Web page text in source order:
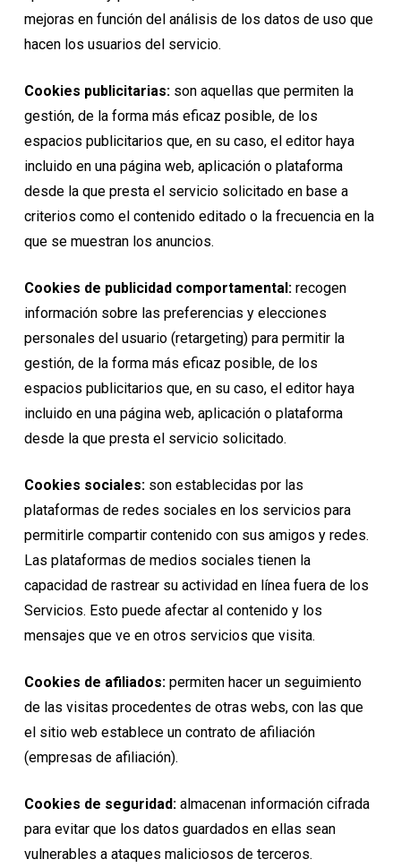
mejoras en función del análisis de los datos de uso que
hacen los usuarios del servicio.
Cookies publicitarias:son aquellas que permiten la
gestión, de la forma más eficaz posible, de los
espacios publicitarios que, en su caso, el editor haya
incluido en una página web, aplicación o plataforma
desde la que presta el servicio solicitado en base a
criterios como el contenido editado o la frecuencia en la
que se muestran los anuncios.
Cookies de publicidad comportamental:recogen
información sobre las preferencias y elecciones
personales del usuario (retargeting) para permitir la
gestión, de la forma más eficaz posible, de los
espacios publicitarios que, en su caso, el editor haya
incluido en una página web, aplicación o plataforma
desde la que presta el servicio solicitado.
Cookies sociales:son establecidas por las
plataformas de redes sociales en los servicios para
permitirle compartir contenido con sus amigos y redes.
Las plataformas de medios sociales tienen la
capacidad de rastrear su actividad en línea fuera de los
Servicios. Esto puede afectar al contenido y los
mensajes que ve en otros servicios que visita.
Cookies de afiliados:permiten hacer un seguimiento
de las visitas procedentes de otras webs, con las que
el sitio web establece un contrato de afiliación
(empresas de afiliación).
Cookies de seguridad:almacenan información cifrada
para evitar que los datos guardados en ellas sean
vulnerables a ataques maliciosos de terceros.